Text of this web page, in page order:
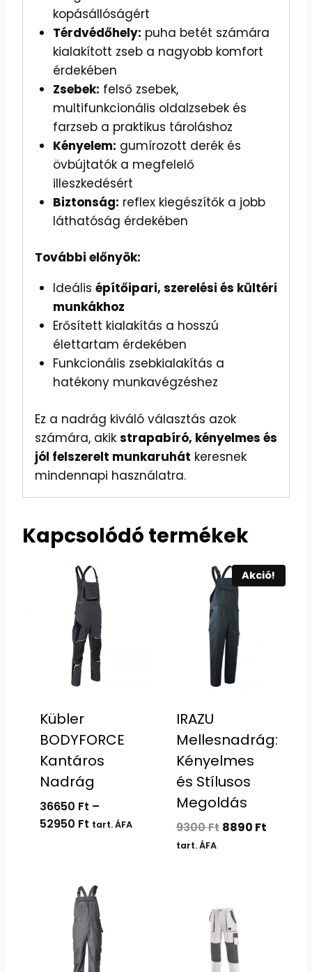
kopásállóságért
Térdvédőhely: puha betét számára
kialakított zseb a nagyobb komfort
érdekében
Zsebek: felső zsebek,
multifunkcionális oldalzsebek és
farzseb a praktikus tároláshoz
Kényelem: gumírozott derék és
övbújtatók a megfelelő
illeszkedésért
Biztonság: reflex kiegészítők a jobb
láthatóság érdekében
További előnyök:
Ideális építőipari, szerelési és kültéri
munkákhoz
Erősített kialakítás a hosszú
élettartam érdekében
Funkcionális zsebkialakítás a
hatékony munkavégzéshez
Ez a nadrág kiváló választás azok
számára, akik strapabíró, kényelmes és
jól felszerelt munkaruhát keresnek
mindennapi használatra.
Kapcsolódó termékek
Kübler
BODYFORCE
Kantáros
Nadrág
36650 Ft –
52950 FtÁrtartomány:
tart. ÁFA
Akció!
IRAZU
Mellesnadrág:
Kényelmes
és Stílusos
Megoldás
9300Ft Original
8890 FtCurrent
tart. ÁFA